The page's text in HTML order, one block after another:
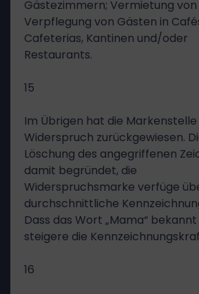
Gästezimmern; Vermietung von
Verpflegung von Gästen in
Cafeterias, Kantinen und/oder
Restaurants.
15
Im Übrigen hat die
Widerspruch zurückgewiesen.
Löschung des angegriffenen
damit begründet, die
Widerspruchsmarke verfüge
durchschnittliche
Dass das Wort „Mama“ bekannt
steigere die
16